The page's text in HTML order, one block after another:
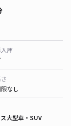
庫
なし
大型車・SUV